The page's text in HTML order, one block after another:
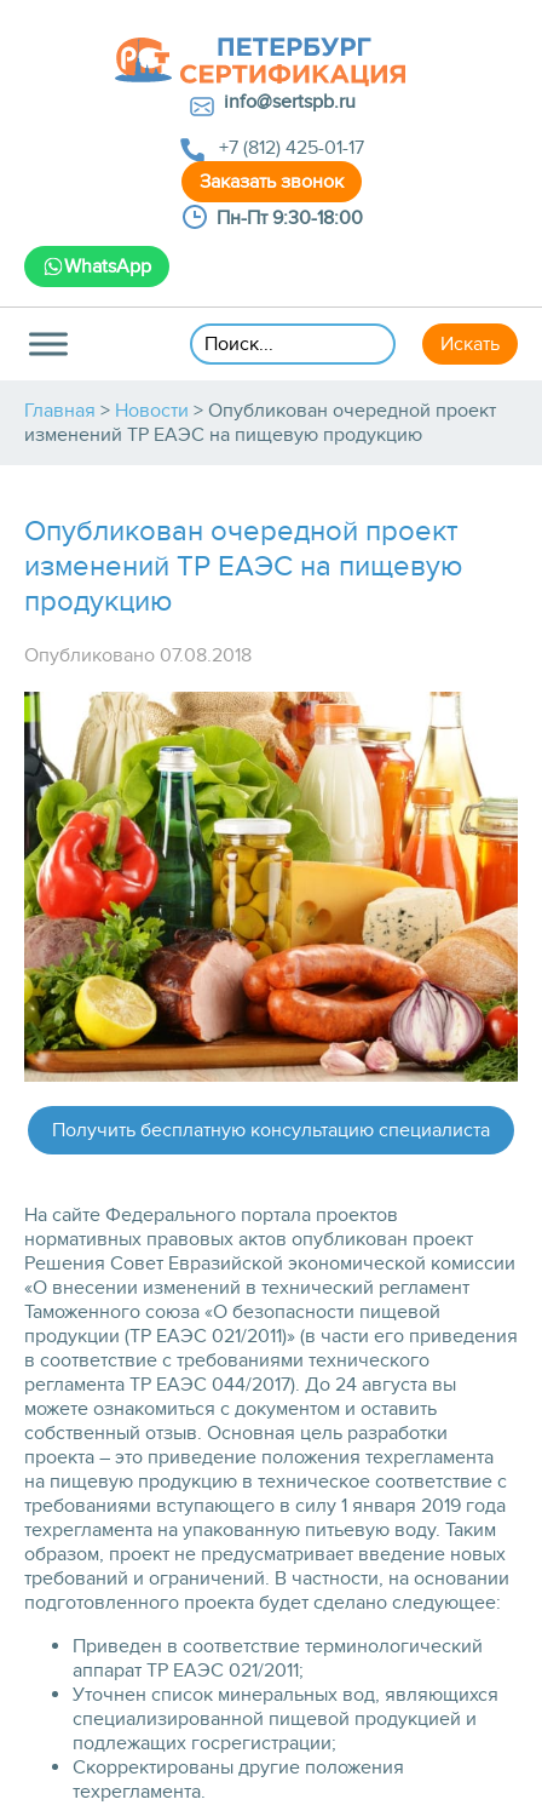
info@sertspb.ru
+7 (812) 425-01-17
Пн-Пт 9:30-18:00
WhatsApp
Главная > Новости > Опубликован очередной проект
изменений ТР ЕАЭС на пищевую продукцию
Опубликован очередной проект
изменений ТР ЕАЭС на пищевую
продукцию
Опубликовано 07.08.2018
Получить бесплатную консультацию специалиста
На сайте Федерального портала проектов
нормативных правовых актов опубликован проект
Решения Совет Евразийской экономической комиссии
«О внесении изменений в технический регламент
Таможенного союза «О безопасности пищевой
продукции (ТР ЕАЭС 021/2011)» (в части его приведения
в соответствие с требованиями технического
регламента ТР ЕАЭС 044/2017). До 24 августа вы
можете ознакомиться с документом и оставить
собственный отзыв. Основная цель разработки
проекта – это приведение положения техрегламента
на пищевую продукцию в техническое соответствие с
требованиями вступающего в силу 1 января 2019 года
техрегламента на упакованную питьевую воду. Таким
образом, проект не предусматривает введение новых
требований и ограничений. В частности, на основании
подготовленного проекта будет сделано следующее:
Приведен в соответствие терминологический
аппарат ТР ЕАЭС 021/2011;
Уточнен список минеральных вод, являющихся
специализированной пищевой продукцией и
подлежащих госрегистрации;
Скорректированы другие положения
техрегламента.